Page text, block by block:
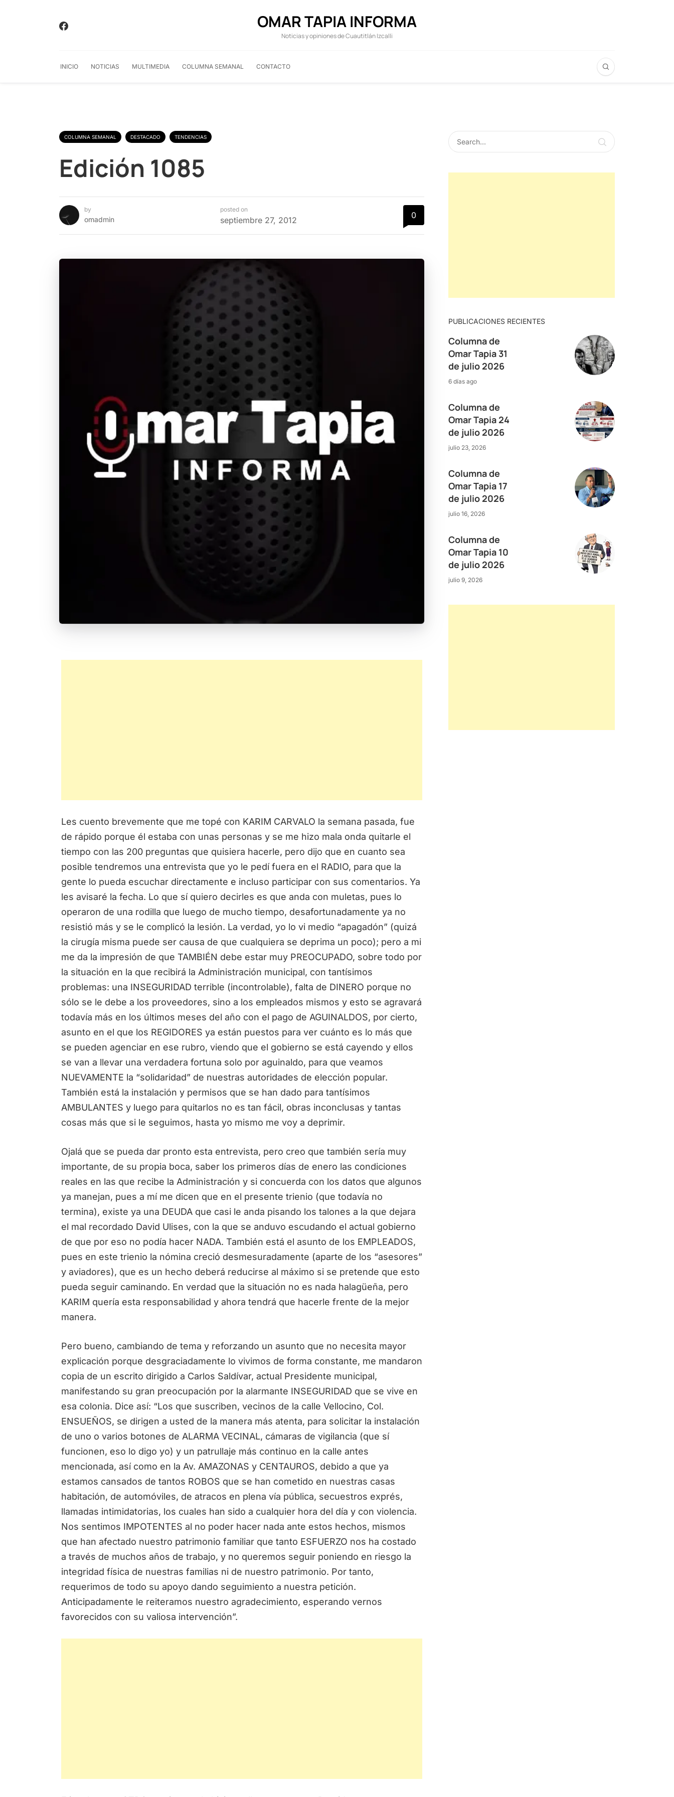
OMAR TAPIA INFORMA
Noticias y opiniones de Cuautitlán Izcalli
INICIO NOTICIAS MULTIMEDIA COLUMNA SEMANAL CONTACTO
COLUMNA SEMANAL DESTACADO TENDENCIAS
Edición 1085
by
omadmin
posted on
septiembre 27, 2012 0
Les cuento brevemente que me topé con KARIM CARVALO la semana pasada, fue
de rápido porque él estaba con unas personas y se me hizo mala onda quitarle el
tiempo con las 200 preguntas que quisiera hacerle, pero dijo que en cuanto sea
posible tendremos una entrevista que yo le pedí fuera en el RADIO, para que la
gente lo pueda escuchar directamente e incluso participar con sus comentarios. Ya
les avisaré la fecha. Lo que sí quiero decirles es que anda con muletas, pues lo
operaron de una rodilla que luego de mucho tiempo, desafortunadamente ya no
resistió más y se le complicó la lesión. La verdad, yo lo vi medio “apagadón” (quizá
la cirugía misma puede ser causa de que cualquiera se deprima un poco); pero a mi
me da la impresión de que TAMBIÉN debe estar muy PREOCUPADO, sobre todo por
la situación en la que recibirá la Administración municipal, con tantísimos
problemas: una INSEGURIDAD terrible (incontrolable), falta de DINERO porque no
sólo se le debe a los proveedores, sino a los empleados mismos y esto se agravará
todavía más en los últimos meses del año con el pago de AGUINALDOS, por cierto,
asunto en el que los REGIDORES ya están puestos para ver cuánto es lo más que
se pueden agenciar en ese rubro, viendo que el gobierno se está cayendo y ellos
se van a llevar una verdadera fortuna solo por aguinaldo, para que veamos
NUEVAMENTE la “solidaridad” de nuestras autoridades de elección popular.
También está la instalación y permisos que se han dado para tantísimos
AMBULANTES y luego para quitarlos no es tan fácil, obras inconclusas y tantas
cosas más que si le seguimos, hasta yo mismo me voy a deprimir.
Ojalá que se pueda dar pronto esta entrevista, pero creo que también sería muy
importante, de su propia boca, saber los primeros días de enero las condiciones
reales en las que recibe la Administración y si concuerda con los datos que algunos
ya manejan, pues a mí me dicen que en el presente trienio (que todavía no
termina), existe ya una DEUDA que casi le anda pisando los talones a la que dejara
el mal recordado David Ulises, con la que se anduvo escudando el actual gobierno
de que por eso no podía hacer NADA. También está el asunto de los EMPLEADOS,
pues en este trienio la nómina creció desmesuradamente (aparte de los “asesores”
y aviadores), que es un hecho deberá reducirse al máximo si se pretende que esto
pueda seguir caminando. En verdad que la situación no es nada halagüeña, pero
KARIM quería esta responsabilidad y ahora tendrá que hacerle frente de la mejor
manera.
Pero bueno, cambiando de tema y reforzando un asunto que no necesita mayor
explicación porque desgraciadamente lo vivimos de forma constante, me mandaron
copia de un escrito dirigido a Carlos Saldívar, actual Presidente municipal,
manifestando su gran preocupación por la alarmante INSEGURIDAD que se vive en
esa colonia. Dice así: “Los que suscriben, vecinos de la calle Vellocino, Col.
ENSUEÑOS, se dirigen a usted de la manera más atenta, para solicitar la instalación
de uno o varios botones de ALARMA VECINAL, cámaras de vigilancia (que sí
funcionen, eso lo digo yo) y un patrullaje más continuo en la calle antes
mencionada, así como en la Av. AMAZONAS y CENTAUROS, debido a que ya
estamos cansados de tantos ROBOS que se han cometido en nuestras casas
habitación, de automóviles, de atracos en plena vía pública, secuestros exprés,
llamadas intimidatorias, los cuales han sido a cualquier hora del día y con violencia.
Nos sentimos IMPOTENTES al no poder hacer nada ante estos hechos, mismos
que han afectado nuestro patrimonio familiar que tanto ESFUERZO nos ha costado
a través de muchos años de trabajo, y no queremos seguir poniendo en riesgo la
integridad física de nuestras familias ni de nuestro patrimonio. Por tanto,
requerimos de todo su apoyo dando seguimiento a nuestra petición.
Anticipadamente le reiteramos nuestro agradecimiento, esperando vernos
favorecidos con su valiosa intervención”.
PUBLICACIONES RECIENTES
Columna de
Omar Tapia 31
de julio 2026
6 días ago
Columna de
Omar Tapia 24
de julio 2026
julio 23, 2026
Columna de
Omar Tapia 17
de julio 2026
julio 16, 2026
Columna de
Omar Tapia 10
de julio 2026
julio 9, 2026